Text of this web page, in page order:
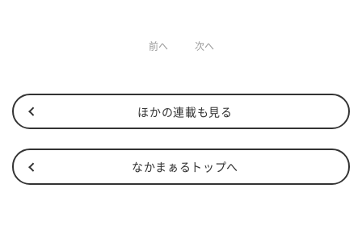
前へ 次へ
ほかの連載も見る
なかまぁるトップへ